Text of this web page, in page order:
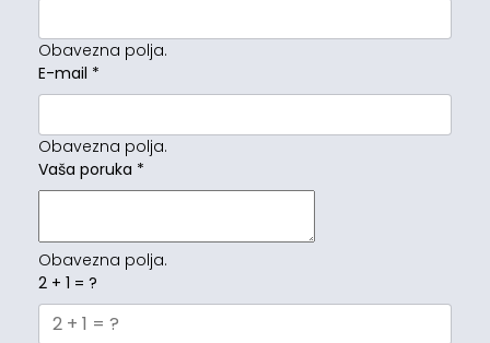
Obavezna polja.
E-mail *
Obavezna polja.
Vaša poruka *
Obavezna polja.
2 + 1 = ?